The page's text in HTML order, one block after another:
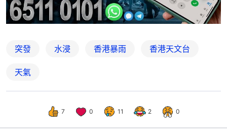
突發 水浸 香港暴雨 香港天文台
天氣
7 0 11 2 0